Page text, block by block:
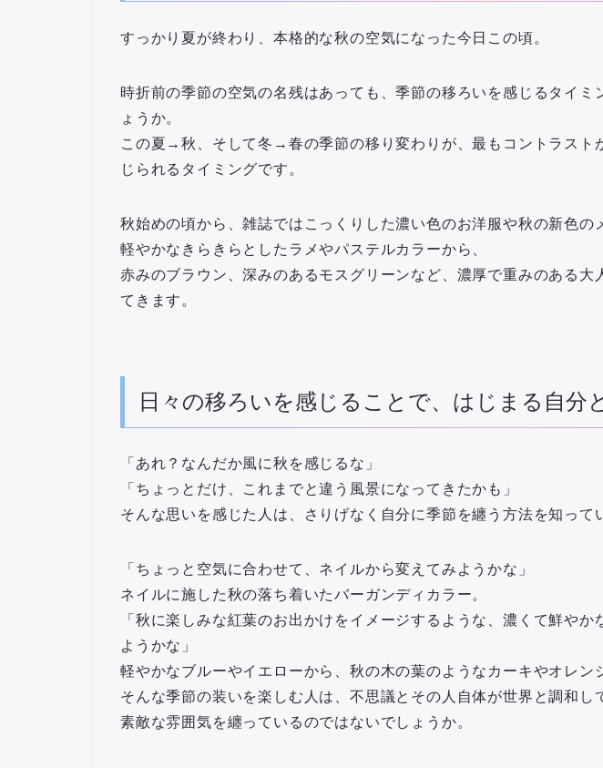
すっかり夏が終わり、本格的な秋の空気になった今日この頃。
時折前の季節の空気の名残はあっても、季節の移ろいを感じるタイミ
ょうか。
この夏→秋、そして冬→春の季節の移り変わりが、最もコントラスト
じられるタイミングです。
秋始めの頃から、雑誌ではこっくりした濃い色のお洋服や秋の新色の
軽やかなきらきらとしたラメやパステルカラーから、
赤みのブラウン、深みのあるモスグリーンなど、濃厚で重みのある大
てきます。
日々の移ろいを感じることで、はじまる自分
「あれ？なんだか風に秋を感じるな」
「ちょっとだけ、これまでと違う風景になってきたかも」
そんな思いを感じた人は、さりげなく自分に季節を纏う方法を知って
「ちょっと空気に合わせて、ネイルから変えてみようかな」
ネイルに施した秋の落ち着いたバーガンディカラー。
「秋に楽しみな紅葉のお出かけをイメージするような、濃くて鮮やか
ようかな」
軽やかなブルーやイエローから、秋の木の葉のようなカーキやオレン
そんな季節の装いを楽しむ人は、不思議とその人自体が世界と調和し
素敵な雰囲気を纏っているのではないでしょうか。